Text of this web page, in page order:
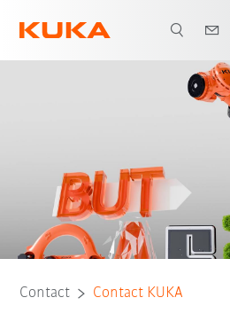
Contact Contact KUKA